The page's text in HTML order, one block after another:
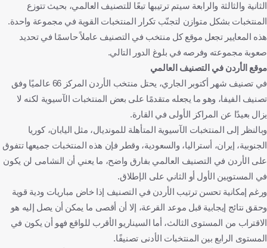
الثانية والثالثة والرابعة سيتم ترتيبها تبعًا للتصنيف العالمي، بحيث تتوزع
المنتخبات بشكل متوازن لتجنّب تكرار المنتخبات القوية في مجموعة واحدة.
هذه المعايير تجعل موقع كل منتخب في التصنيف عاملاً حاسمًا في تحديد
صعوبة مجموعته وفرصه في بلوغ الدور التالي.
موقع الأردن في التصنيف العالمي
في تصنيف شهر أكتوبر الجاري، يحتل منتخب الأردن المركز 66 عالميًا وفق
تصنيف الفيفا، وهو ما يجعله متقدمًا على بعض المنتخبات الآسيوية لكنه لا
يزال بعيدًا عن المراكز الأولى في القارة.
وبالنظر إلى المنتخبات الآسيوية المتأهلة للمونديال، مثل اليابان، كوريا
الجنوبية، إيران، أستراليا، والسعودية، وقطر فإن هذه المنتخبات جميعها تتفوق
على الأردن في التصنيف العالمي بفارق واضح، ما يعني أن النشامى لن يكون
في المستويين الأول أو الثاني على الإطلاق.
ورغم إمكانية تحسن ترتيب الأردن في التصنيف إذا خاض مباريات ودية قوية
وحقق نتائج إيجابية قبل موعد القرعة، إلا أن أقصى ما يمكن أن يصل إليه هو
الاقتراب من المستوى الثالث، أما السيناريو الأقرب للواقع فهو أن يكون في
المستوى الرابع بين المنتخبات الأدنى تصنيفًا.